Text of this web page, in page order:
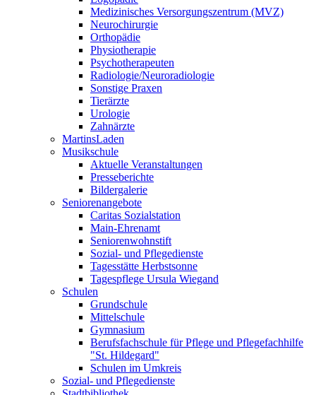
Medizinisches Versorgungszentrum (MVZ)
Neurochirurgie
Orthopädie
Physiotherapie
Psychotherapeuten
Radiologie/Neuroradiologie
Sonstige Praxen
Tierärzte
Urologie
Zahnärzte
MartinsLaden
Musikschule
Aktuelle Veranstaltungen
Presseberichte
Bildergalerie
Seniorenangebote
Caritas Sozialstation
Main-Ehrenamt
Seniorenwohnstift
Sozial- und Pflegedienste
Tagesstätte Herbstsonne
Tagespflege Ursula Wiegand
Schulen
Grundschule
Mittelschule
Gymnasium
Berufsfachschule für Pflege und Pflegefachhilfe
"St. Hildegard"
Schulen im Umkreis
Sozial- und Pflegedienste